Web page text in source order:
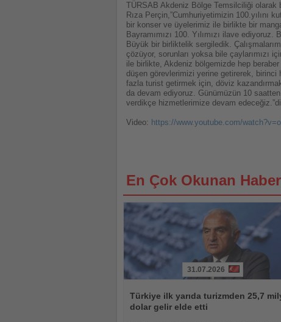
TÜRSAB Akdeniz Bölge Temsilciliği olarak
Rıza Perçin,”Cumhuriyetimizin
bir konser ve üyelerimiz ile birlikte bir
Bayramımızı 100. Yılımızı ilave
Büyük bir birliktelik sergiledik.
çözüyor, sorunları yoksa bile çaylarımızı
ile birlikte, Akdeniz bölgemizde hep
düşen görevlerimizi yerine getirerek, birinci
fazla turist getirmek için, döviz
da devam ediyoruz. Günümüzün 10
verdikçe hizmetlerimize devam
Video: https://www.youtube.com/
En Çok Okunan
Oku
31.07.2026
Türkiye ilk yarıda turizmden 25,7
dolar gelir elde etti